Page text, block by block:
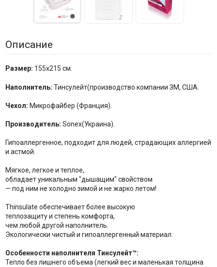
Описание
Размер: 155x215 см.
Наполнитель: Тинсулейт(производство компании ЗМ, США.
Чехол: Микрофайбер (Франция).
Производитель: Sonex(Украина).
Гипоаллергенное, подходит для людей, страдающих аллергией
и астмой.
Мягкое, легкое и теплое,
обладает уникальным "дышащим" свойством
— под ним не холодно зимой и не жарко летом!
Thinsulate обеспечивает более высокую
теплозащиту и степень комфорта,
чем любой другой наполнитель.
Экологически чистый и гипоаллергенный материал.
Особенности наполнителя Тинсулейт™:
Тепло без лишнего объема (легкий вес и маленькая толщина